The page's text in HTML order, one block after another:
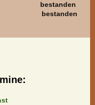
bestanden
bestanden